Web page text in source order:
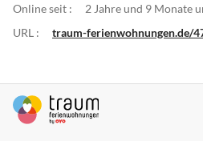
Online seit :
2 Jahre und 9 Monate
URL :
traum-ferienwohnungen.de/